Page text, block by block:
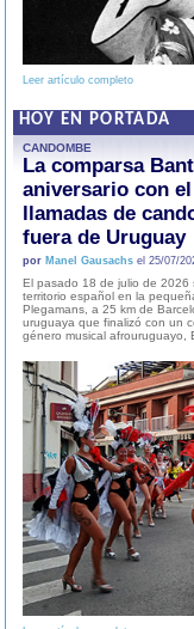
Leer artículo completo
HOY EN PORTADA
CANDOMBE
La comparsa
aniversario con
llamadas de
fuera de Uruguay
por Manel Gausachsel 25/07/
El pasado 18 de julio de 2026
territorio español en la
Plegamans, a 25 km de
uruguaya que finalizó con un
género musical afrouruguayo,